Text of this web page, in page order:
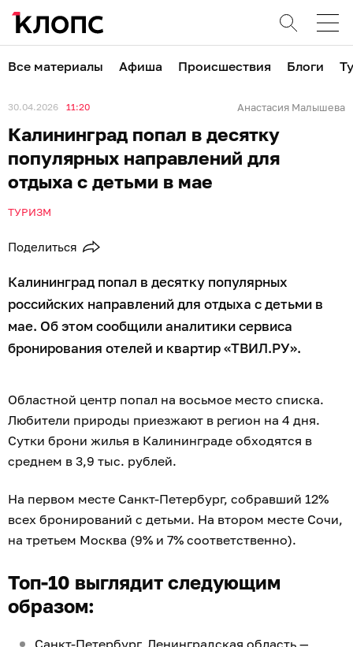
Все материалы Афиша Происшествия Блоги
30.04.2026 11:20 Анастасия Малышева
Калининград попал в десятку
популярных направлений для
отдыха с детьми в мае
ТУРИЗМ
Поделиться
Калининград попал в десятку популярных
российских направлений для отдыха с детьми в
мае. Об этом сообщили аналитики сервиса
бронирования отелей и квартир «ТВИЛ.РУ».
Областной центр попал на восьмое место списка.
Любители природы приезжают в регион на 4 дня.
Сутки брони жилья в Калининграде обходятся в
среднем в 3,9 тыс. рублей.
На первом месте Санкт-Петербург, собравший 12%
всех бронирований с детьми. На втором месте Сочи,
на третьем Москва (9% и 7% соответственно).
Топ-10 выглядит следующим
образом:
Санкт-Петербург, Ленинградская область —